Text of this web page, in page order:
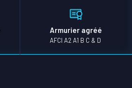
Armurier agréé
AFCI A2 A1 B C & D